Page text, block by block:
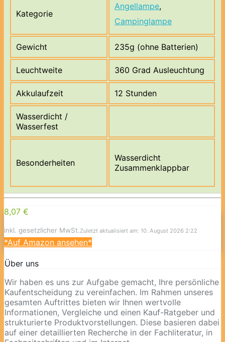
Kategorie
Angellampe,
Campinglampe
Gewicht 235g (ohne Batterien)
Leuchtweite 360 Grad Ausleuchtung
Akkulaufzeit 12 Stunden
Wasserdicht /
Wasserfest
Besonderheiten
Wasserdicht
Zusammenklappbar
8,07 €
inkl. gesetzlicher MwSt.Zuletzt aktualisiert am: 10. August 2026 2:22
*Auf Amazon ansehen*
Über uns
Wir haben es uns zur Aufgabe gemacht, Ihre persönliche
Kaufentscheidung zu vereinfachen. Im Rahmen unseres
gesamten Auftrittes bieten wir Ihnen wertvolle
Informationen, Vergleiche und einen Kauf-Ratgeber und
strukturierte Produktvorstellungen. Diese basieren dabei
auf einer detaillierten Recherche in der Fachliteratur, in